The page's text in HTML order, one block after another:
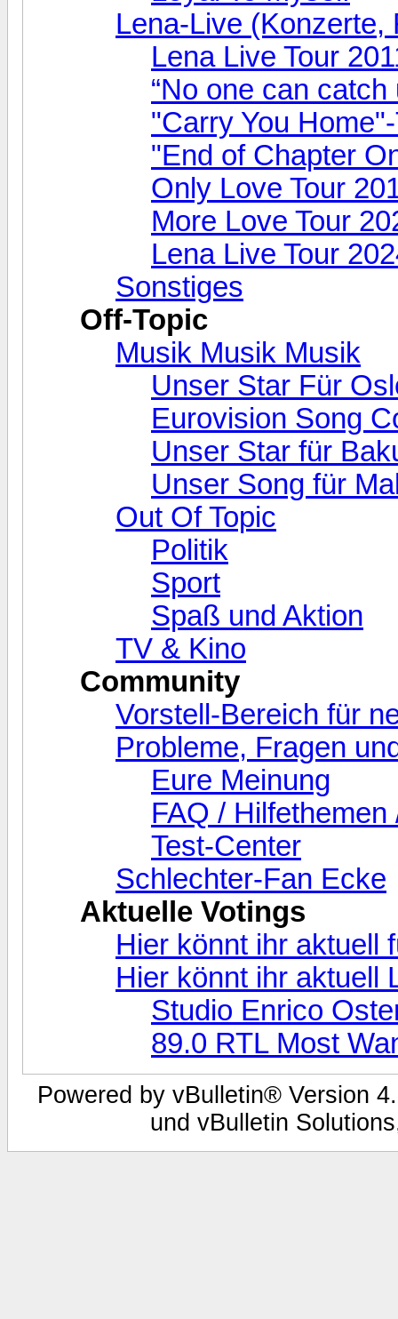
Lena-Live (Konzerte,
Lena Live Tour
“No one can catch
"Carry You
"End of Chapter
Only Love Tour
More Love Tour
Lena Live Tour
Sonstiges
Off-Topic
Musik Musik Musik
Unser Star Für
Eurovision Song
Unser Star für
Unser Song für
Out Of Topic
Politik
Sport
Spaß und Aktion
TV & Kino
Community
Vorstell-Bereich für
Probleme, Fragen
Eure Meinung
FAQ /
Test-Center
Schlechter-Fan Ecke
Aktuelle Votings
Hier könnt ihr aktuell
Hier könnt ihr aktuell
Studio Enrico
89.0 RTL Most
Powered by vBulletin® Version
und vBulletin